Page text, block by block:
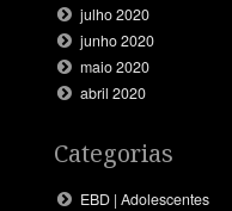
julho 2020
junho 2020
maio 2020
abril 2020
Categorias
EBD | Adolescentes